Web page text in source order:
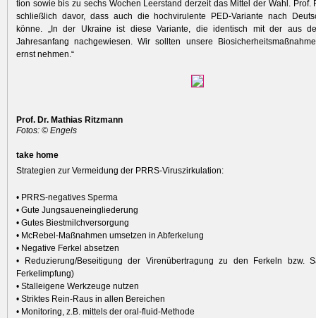
tion sowie bis zu sechs Wochen Leerstand derzeit das Mittel der Wahl. Prof.
schließlich davor, dass auch die hochvirulente PED-Variante nach
könne. „In der Ukraine ist diese Variante, die identisch mit der aus
Jahresanfang nachgewiesen. Wir sollten unsere
ernst nehmen.“
Prof. Dr. Mathias Ritzmann
Fotos: © Engels
take home
Strategien zur Vermeidung der PRRS-Viruszirkulation:
• PRRS-negatives Sperma
• Gute Jungsaueneingliederung
• Gutes Biestmilchversorgung
• McRebel-Maßnahmen umsetzen in Abferkelung
• Negative Ferkel absetzen
• Reduzierung/Beseitigung der Virenübertragung zu den Ferkeln bzw.
Ferkelimpfung)
• Stalleigene Werkzeuge nutzen
• Striktes Rein-Raus in allen Bereichen
• Monitoring, z.B. mittels der oral-fluid-Methode